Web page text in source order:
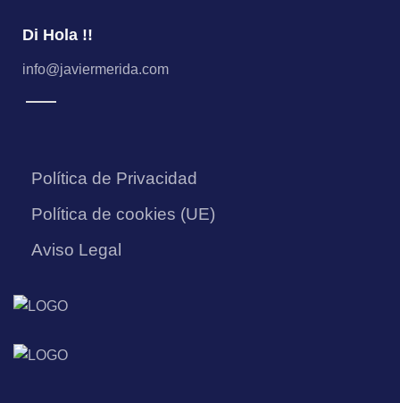
Di Hola !!
info@javiermerida.com
Política de Privacidad
Política de cookies (UE)
Aviso Legal